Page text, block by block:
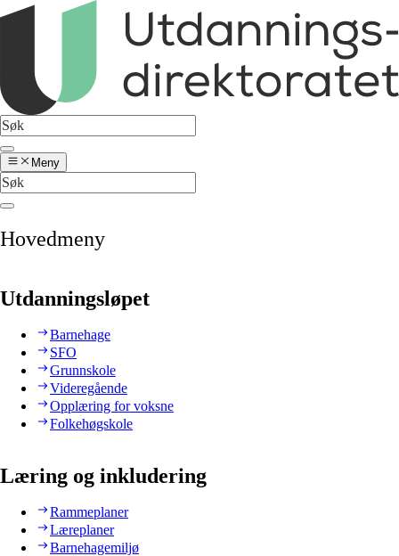
Meny
Hovedmeny
Utdanningsløpet
Barnehage
SFO
Grunnskole
Videregående
Opplæring for voksne
Folkehøgskole
Læring og inkludering
Rammeplaner
Læreplaner
Barnehagemiljø